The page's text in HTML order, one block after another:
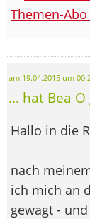
Themen-
am 19.04.2015 um
... hat Bea
Hallo in die
nach
ich mich an
gewagt -